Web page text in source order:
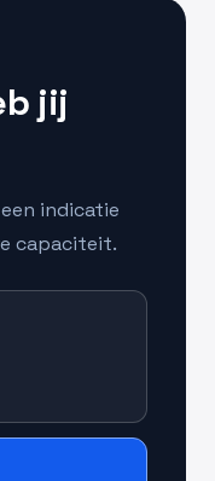
jij
indicatie
capaciteit.